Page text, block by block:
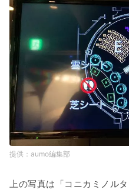
aumo編集部
上の写真は「コニカミノル